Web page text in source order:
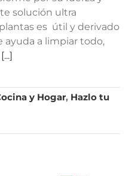
solución ultra
es útil y derivado
ayuda a limpiar todo,
[...]
y Hogar, Hazlo tu